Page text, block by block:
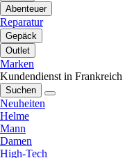
Abenteuer
Reparatur
Gepäck
Outlet
Marken
Kundendienst in Frankreich
Suchen
Neuheiten
Helme
Mann
Damen
High-Tech